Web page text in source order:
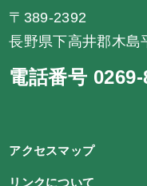
〒389-2392
長野県下高井郡木島
電話番号 0269-
アクセスマップ
リンクについて